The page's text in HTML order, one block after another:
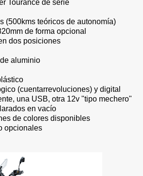
Tourance de serie
(500kms teóricos de autonomía)
de forma opcional
dos posiciones
aluminio
(cuentarrevoluciones) y digital
una USB, otra 12v "tipo mechero"
en vacío
de colores disponibles
opcionales